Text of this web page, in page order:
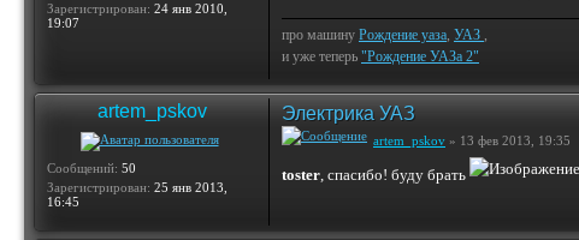
Зарегистрирован: 24 янв 2010,
19:07
про машину Рождение уаза, УАЗ ,
и уже теперь "Рождение УАЗа 2"
artem_pskov
Сообщений: 50
Зарегистрирован: 25 янв 2013,
16:45
Электрика УАЗ
artem_pskov » 13 фев 2013, 19:35
toster, спасибо! буду брать